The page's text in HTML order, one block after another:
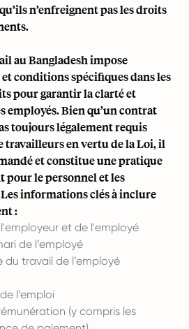
n’enfreignent pas les droits
au Bangladesh impose
conditions spécifiques dans les
pour garantir la clarté et
employés. Bien qu’un contrat
toujours légalement requis
travailleurs en vertu de la Loi, il
et constitue une pratique
pour le personnel et les
informations clés à inclure
:
et de l'employé
de l’employé
travail de l’employé
l’emploi
(y compris les